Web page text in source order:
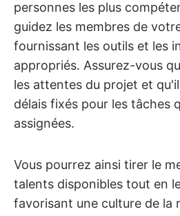
personnes les plus
guidez les membres de
fournissant les outils et les
appropriés. Assurez-vous
les attentes du projet et
délais fixés pour les tâches
assignées.
Vous pourrez ainsi tirer le
talents disponibles tout en
favorisant une culture de la